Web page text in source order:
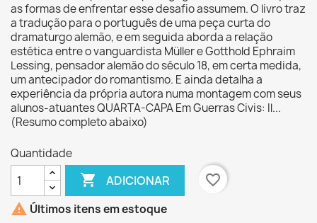
as formas de enfrentar esse desafio assumem. O livro traz
a tradução para o português de uma peça curta do
dramaturgo alemão, e em seguida aborda a relação
estética entre o vanguardista Müller e Gotthold Ephraim
Lessing, pensador alemão do século 18, em certa medida,
um antecipador do romantismo. E ainda detalha a
experiência da própria autora numa montagem com seus
alunos-atuantes QUARTA-CAPA Em Guerras Civis: Il...
(Resumo completo abaixo)
Quantidade
 ADICIONAR
favorite_border
 Últimos itens em estoque